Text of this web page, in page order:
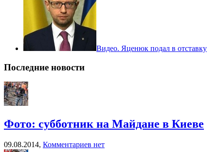
Видео. Яценюк подал в отставку
Последние новости
Фото: субботник на Майдане в Киеве
09.08.2014, Комментариев нет